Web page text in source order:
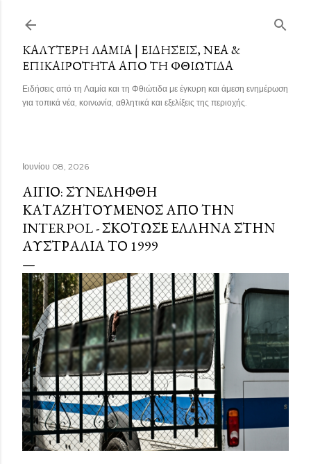
ΚΑΛΎΤΕΡΗ ΛΑΜΊΑ | ΕΙΔΉΣΕΙΣ, ΝΈΑ &
ΕΠΙΚΑΙΡΌΤΗΤΑ ΑΠΌ ΤΗ ΦΘΙΏΤΙΔΑ
Ειδήσεις από τη Λαμία και τη Φθιώτιδα με έγκυρη και άμεση ενημέρωση
για τοπικά νέα, κοινωνία, αθλητικά και εξελίξεις της περιοχής.
Ιουνίου 08, 2026
ΑΊΓΙΟ: ΣΥΝΕΛΉΦΘΗ
ΚΑΤΑΖΗΤΟΎΜΕΝΟΣ ΑΠΌ ΤΗΝ
INTERPOL - ΣΚΌΤΩΣΕ ΈΛΛΗΝΑ ΣΤΗΝ
ΑΥΣΤΡΑΛΊΑ ΤΟ 1999